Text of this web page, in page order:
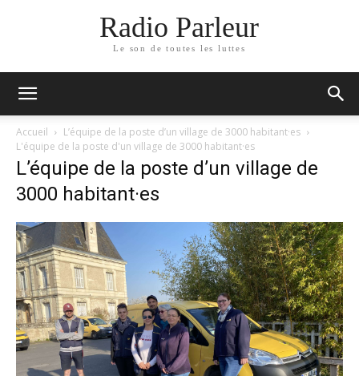
Radio Parleur
Le son de toutes les luttes
Accueil
L’équipe de la poste d’un village de 3000 habitant·es
L'équipe de la poste d'un village de 3000 habitant·es
L’équipe de la poste d’un village de
3000 habitant·es